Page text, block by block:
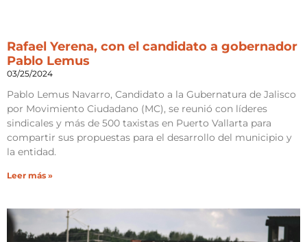
Rafael Yerena, con el candidato a gobernador
Pablo Lemus
03/25/2024
Pablo Lemus Navarro, Candidato a la Gubernatura de Jalisco
por Movimiento Ciudadano (MC), se reunió con líderes
sindicales y más de 500 taxistas en Puerto Vallarta para
compartir sus propuestas para el desarrollo del municipio y
la entidad.
Leer más »